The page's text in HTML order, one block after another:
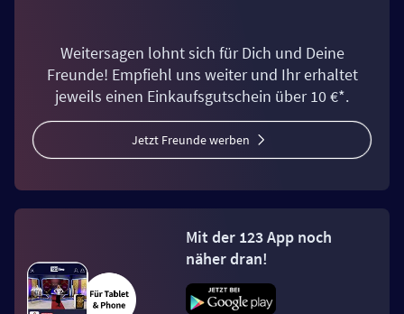
Weitersagen lohnt sich für Dich und Deine
Freunde! Empfiehl uns weiter und Ihr erhaltet
jeweils einen Einkaufsgutschein über 10 €*.
Jetzt Freunde werben
Mit der 123 App noch
näher dran!